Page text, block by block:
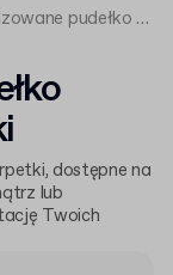
Personalizowane pudełko fasonowe na skarpetki
dostępne na
lub
Twoich